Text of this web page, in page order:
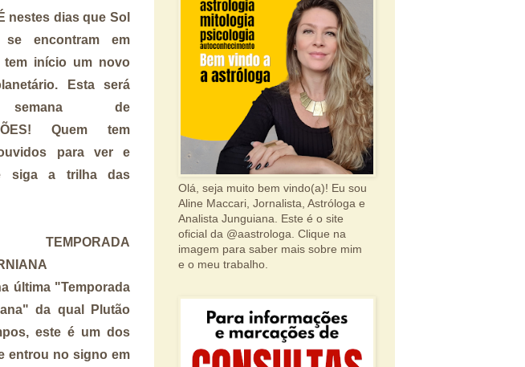
nestes dias que Sol
encontram em
tem início um novo
Esta será
de
Quem tem
para ver e
siga a trilha das
TEMPORADA
última "Temporada
da qual Plutão
este é um dos
entrou no signo em
Olá, seja muito bem vindo(a)! Eu sou
Aline Maccari, Jornalista, Astróloga e
Analista Junguiana. Este é o site
oficial da @aastrologa. Clique na
imagem para saber mais sobre mim
e o meu trabalho.